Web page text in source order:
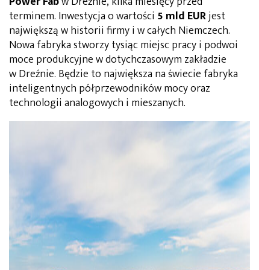
terminem. Inwestycja o wartości 5 mld EURjest
największą w historii firmy i w całych Niemczech.
Nowa fabryka stworzy tysiąc miejsc pracy i podwoi
moce produkcyjne w dotychczasowym zakładzie
w Dreźnie. Będzie to największa na świecie fabryka
inteligentnych półprzewodników mocy oraz
technologii analogowych i mieszanych.